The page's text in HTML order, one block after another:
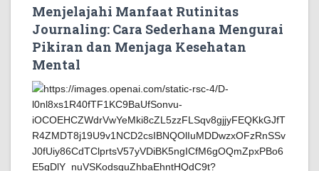
Menjelajahi Manfaat Rutinitas
Journaling: Cara Sederhana Mengurai
Pikiran dan Menjaga Kesehatan
Mental